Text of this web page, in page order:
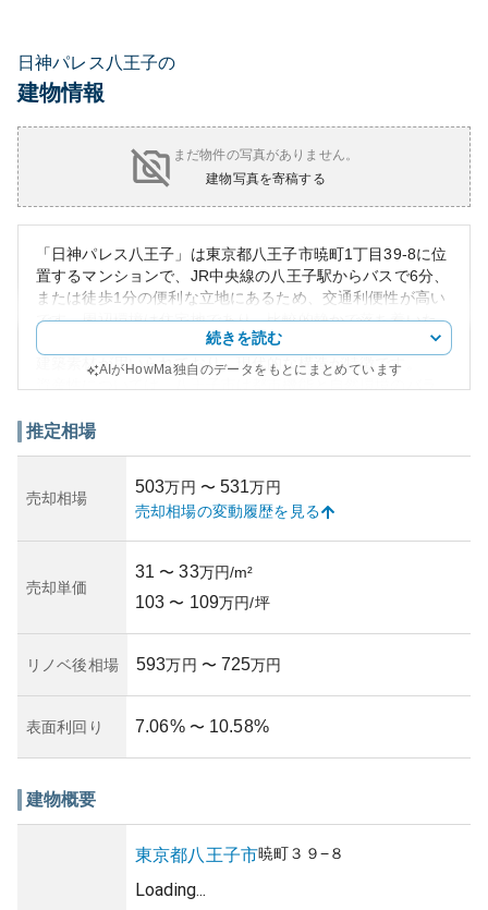
日神パレス八王子の
建物情報
まだ物件の写真がありません。
建物写真を寄稿する
「日神パレス八王子」は東京都八王子市暁町1丁目39-8に位
置するマンションで、JR中央線の八王子駅からバスで6分、
または徒歩1分の便利な立地にあるため、交通利便性が高い
です。周辺環境は住宅地であり、比較的静かで落ち着いた
雰囲気があります。外観はシンプルながらも耐久性の高い
建築素材が用いられており、現代的な構造が特徴です。
いため、中長期的に安定した資産価値を期待できます。さ
でしょう。
所有リスクに関しては、地震に対する耐震基準が適用され
ていることから、一定の安全性は確保されていますが、中
になる可能性がある点は考慮が必要です。市場の変動や地
域需要の影響を受ける可能性もあるため、経済・地域の動
続きを読む
AIがHowMa独自のデータをもとにまとめています
推定相場
売却相場
503万円 〜 531万円
売却相場の変動履歴を見る
売却単価
31 〜 33万円/m²
103 〜 109万円/坪
リノベ後相場 593万円 〜 725万円
表面利回り 7.06% 〜 10.58%
建物概要
東京都八王子市暁町３９−８
Loading...